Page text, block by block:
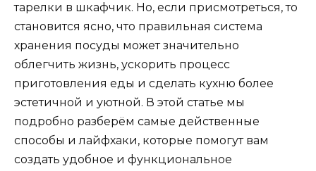
тарелки в шкафчик. Но, если присмотреться, то
становится ясно, что правильная система
хранения посуды может значительно
облегчить жизнь, ускорить процесс
приготовления еды и сделать кухню более
эстетичной и уютной. В этой статье мы
подробно разберём самые действенные
способы и лайфхаки, которые помогут вам
создать удобное и функциональное